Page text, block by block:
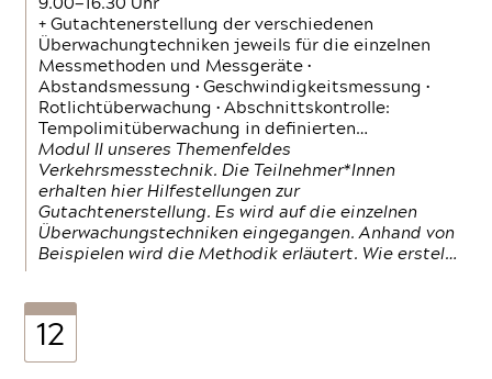
9.00—16.30 Uhr
+ Gutachtenerstellung der verschiedenen
Überwachungtechniken jeweils für die einzelnen
Messmethoden und Messgeräte •
Abstandsmessung • Geschwindigkeitsmessung •
Rotlichtüberwachung • Abschnittskontrolle:
Tempolimitüberwachung in definierten…
Modul II unseres Themenfeldes
Verkehrsmesstechnik. Die Teilnehmer*Innen
erhalten hier Hilfestellungen zur
Gutachtenerstellung. Es wird auf die einzelnen
Überwachungstechniken eingegangen. Anhand von
Beispielen wird die Methodik erläutert. Wie erstel…
12